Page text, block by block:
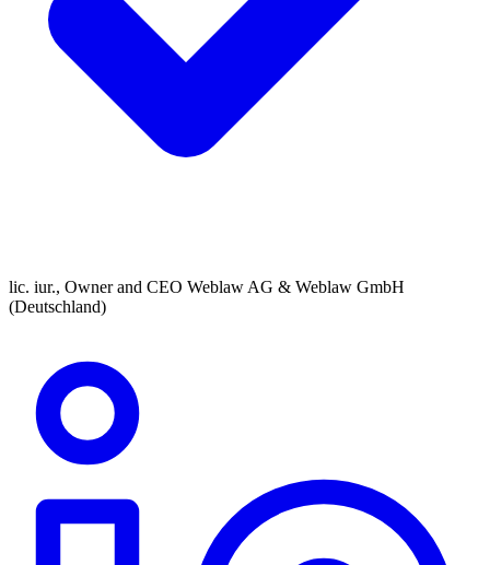
lic. iur., Owner and CEO Weblaw AG & Weblaw GmbH
(Deutschland)